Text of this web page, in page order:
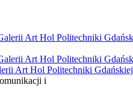
Art Hol Politechniki Gdańskiej
i